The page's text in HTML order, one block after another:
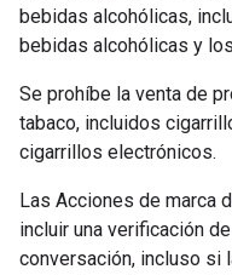
bebidas alcohólicas,
bebidas alcohólicas y
Se prohíbe la venta de
tabaco, incluidos
cigarrillos electrónicos.
Las Acciones de marca
incluir una verificación
conversación, incluso si